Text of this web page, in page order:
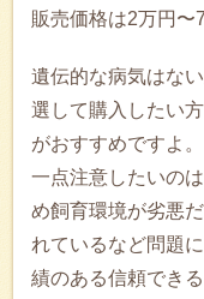
販売価格は2万円〜
遺伝的な病気はな
選して購入したい
がおすすめですよ。
一点注意したいの
め飼育環境が劣悪
れているなど問題
績のある信頼でき